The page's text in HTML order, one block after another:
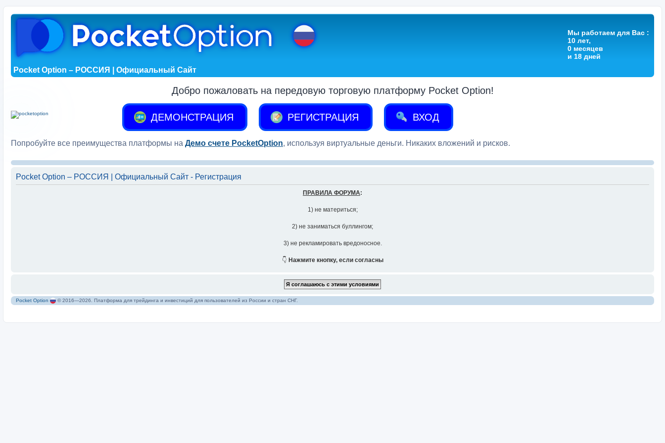
Pocket Option – РОССИЯ | Официальный Сайт
Мы работаем для Вас :
10 лет,
0 месяцев
и 18 дней
Добро пожаловать на передовую торговую платформу Pocket Option!
ДЕМОНСТРАЦИЯ РЕГИСТРАЦИЯ ВХОД
Попробуйте все преимущества платформы на Демо счете PocketOption, используя виртуальные деньги. Никаких вложений и рисков.
Pocket Option – РОССИЯ | Официальный Сайт - Регистрация
ПРАВИЛА ФОРУМА:
1) не материться;
2) не заниматься буллингом;
3) не рекламировать вредоносное.
👇 Нажмите кнопку, если согласны
Pocket Option © 2016—2026. Платформа для трейдинга и инвестиций для пользователей из России и стран СНГ.